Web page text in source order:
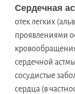
Сердечная
отек легких
проявлениями
сердечной
сосудистые
сердца (в